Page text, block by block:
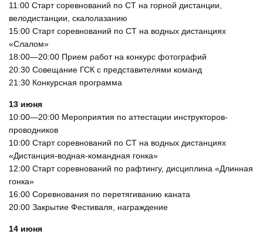
11:00 Старт соревнований по СТ на горной дистанции,
велодистанции, скалолазанию
15:00 Старт соревнований по СТ на водных дистанциях
«Слалом»
18:00—20:00 Прием работ на конкурс фотографий
20:30 Совещание ГСК с представителями команд
21:30 Конкурсная программа
13 июня
10:00—20:00 Мероприятия по аттестации инструкторов-
проводников
10:00 Старт соревнований по СТ на водных дистанциях
«Дистанция-водная-командная гонка»
12:00 Старт соревнований по рафтингу, дисциплина «Длинная
гонка»
16:00 Соревнования по перетягиванию каната
20:00 Закрытие Фестиваля, награждение
14 июня